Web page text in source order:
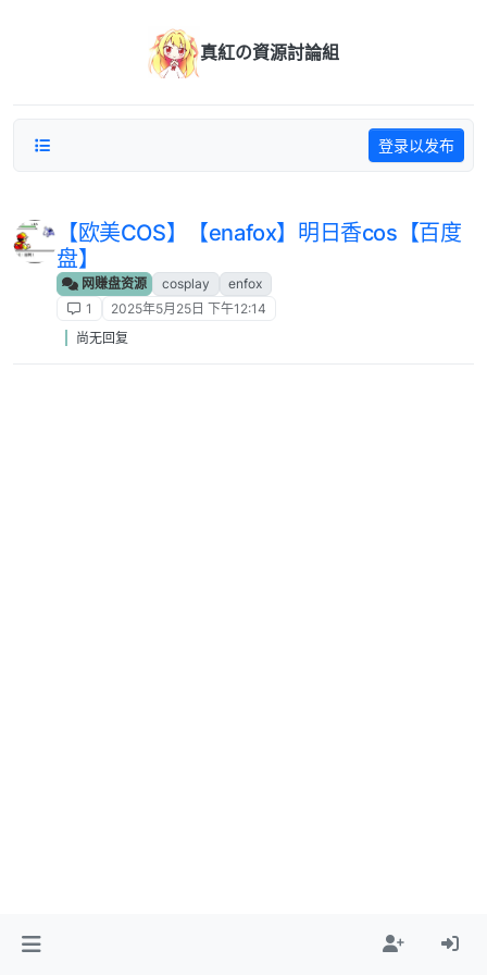
真紅の資源討論組
登录以发布
【欧美COS】【enafox】明日香cos【百度
盘】
网赚盘资源 cosplay
enfox
1
2025年5月25日 下午12:14
尚无回复